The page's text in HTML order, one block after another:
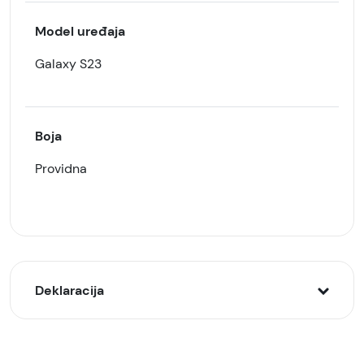
Model uređaja
Galaxy S23
Boja
Providna
Deklaracija